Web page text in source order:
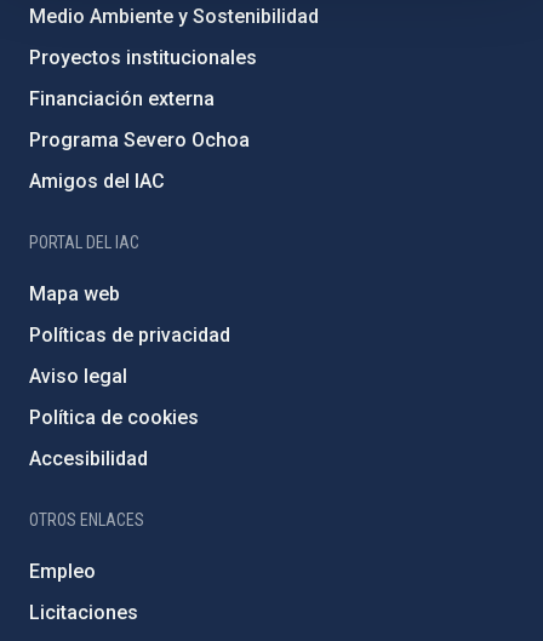
Medio Ambiente y Sostenibilidad
Proyectos institucionales
Financiación externa
Programa Severo Ochoa
Amigos del IAC
PORTAL DEL IAC
Mapa web
Políticas de privacidad
Aviso legal
Política de cookies
Accesibilidad
OTROS ENLACES
Empleo
Licitaciones